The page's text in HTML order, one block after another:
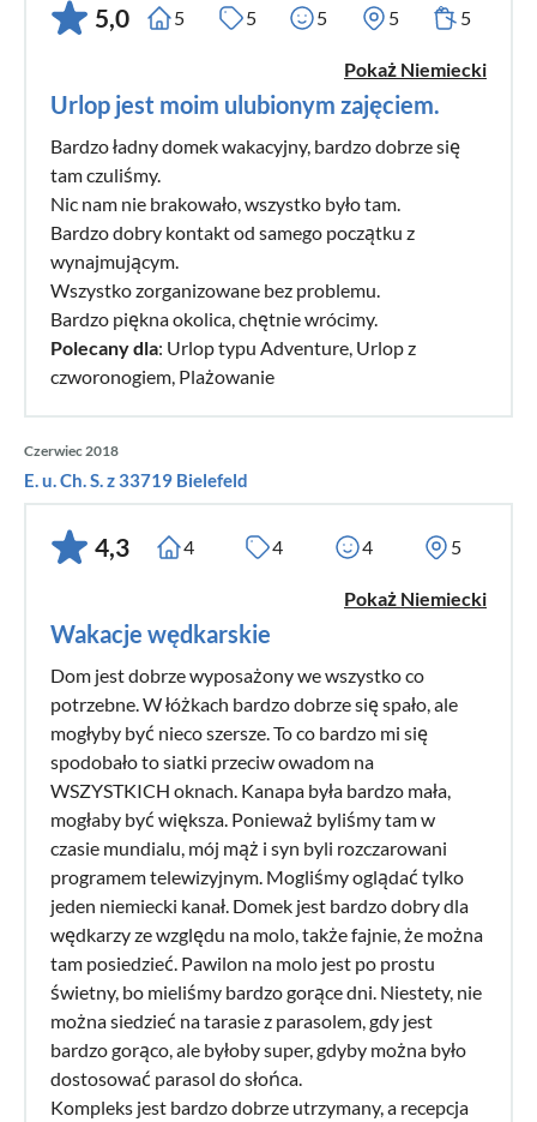
5,0 5 5 5 5 5
Pokaż Niemiecki
Urlop jest moim ulubionym zajęciem.
Bardzo ładny domek wakacyjny, bardzo dobrze się
tam czuliśmy.
Nic nam nie brakowało, wszystko było tam.
Bardzo dobry kontakt od samego początku z
wynajmującym.
Wszystko zorganizowane bez problemu.
Bardzo piękna okolica, chętnie wrócimy.
Polecany dla: Urlop typu Adventure, Urlop z
czworonogiem, Plażowanie
Czerwiec 2018
E. u. Ch. S. z 33719 Bielefeld
4,3 4 4 4 5
Pokaż Niemiecki
Wakacje wędkarskie
Dom jest dobrze wyposażony we wszystko co
potrzebne. W łóżkach bardzo dobrze się spało, ale
mogłyby być nieco szersze. To co bardzo mi się
spodobało to siatki przeciw owadom na
WSZYSTKICH oknach. Kanapa była bardzo mała,
mogłaby być większa. Ponieważ byliśmy tam w
czasie mundialu, mój mąż i syn byli rozczarowani
programem telewizyjnym. Mogliśmy oglądać tylko
jeden niemiecki kanał. Domek jest bardzo dobry dla
wędkarzy ze względu na molo, także fajnie, że można
tam posiedzieć. Pawilon na molo jest po prostu
świetny, bo mieliśmy bardzo gorące dni. Niestety, nie
można siedzieć na tarasie z parasolem, gdy jest
bardzo gorąco, ale byłoby super, gdyby można było
dostosować parasol do słońca.
Kompleks jest bardzo dobrze utrzymany, a recepcja